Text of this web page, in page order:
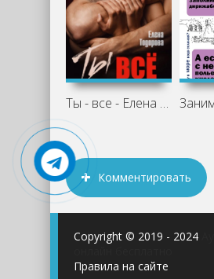
Ты - все - Елена Тодорова
Комментировать
Copyright © 2019 - 2024
Правила на сайте